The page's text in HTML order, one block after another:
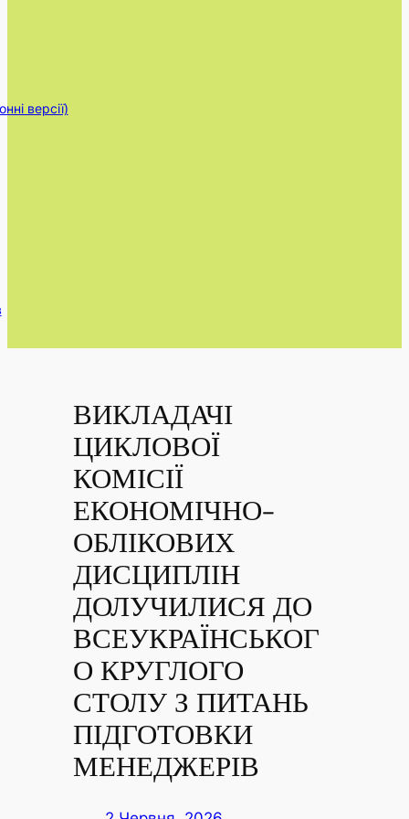
версії)
ВИКЛАДАЧІ
ЦИКЛОВОЇ
КОМІСІЇ
ЕКОНОМІЧНО-
ОБЛІКОВИХ
ДИСЦИПЛІН
ДОЛУЧИЛИСЯ ДО
ВСЕУКРАЇНСЬКОГ
О КРУГЛОГО
СТОЛУ З ПИТАНЬ
ПІДГОТОВКИ
МЕНЕДЖЕРІВ